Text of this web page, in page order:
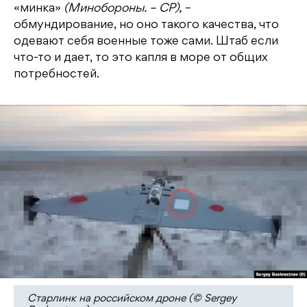
«минка» (Минобороны. – СР), –
обмундирование, но оно такого качества, что
одевают себя военные тоже сами. Штаб если
что-то и дает, то это капля в море от общих
потребностей.
Старлинк на российском дроне (© Sergey